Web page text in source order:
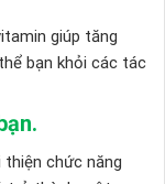
giúp tăng
bạn khỏi các tác
chức năng